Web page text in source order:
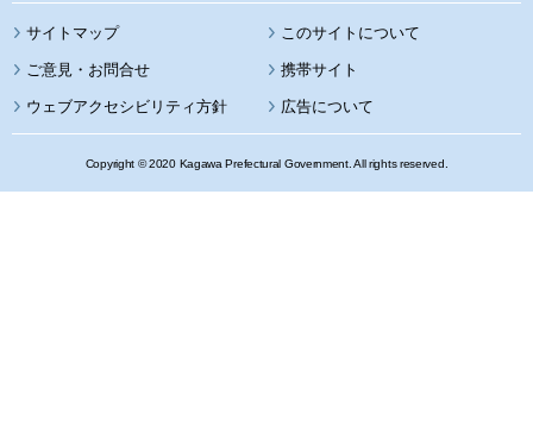
サイトマップ このサイトについて
携帯サイト
ウェブアクセシビリティ方針 広告について
Copyright © 2020 Kagawa Prefectural Government. All rights reserved.